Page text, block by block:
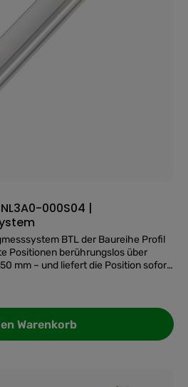
000S04 |
BTL der Baureihe Profil
Positionen berührungslos über
mm – und liefert die Position sofort
Referenzfahrt. Die IO-Link-1.1-
direkte digitale Anbindung an
Wartung.Präzise
einer
≤ ±10 µm und einer
Warenkorb